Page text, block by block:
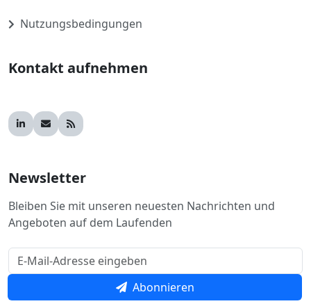
Nutzungsbedingungen
Kontakt aufnehmen
Newsletter
Bleiben Sie mit unseren neuesten Nachrichten und
Angeboten auf dem Laufenden
Abonnieren